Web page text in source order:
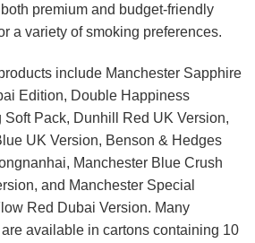
premium and budget-friendly
a variety of smoking preferences.
include Manchester Sapphire
Edition, Double Happiness
Soft Pack, Dunhill Red UK Version,
UK Version, Benson & Hedges
Manchester Blue Crush
and Manchester Special
Red Dubai Version. Many
available in cartons containing 10